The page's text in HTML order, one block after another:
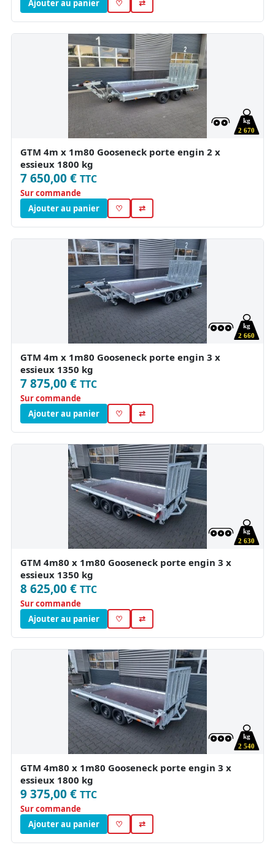
Ajouter au panier
♡ ⇄
2 670
kg
GTM 4m x 1m80 Gooseneck porte engin 2 x
essieux 1800 kg
7 650,00 € TTC
Sur commande
Ajouter au panier
♡ ⇄
2 660
kg
GTM 4m x 1m80 Gooseneck porte engin 3 x
essieux 1350 kg
7 875,00 € TTC
Sur commande
Ajouter au panier
♡ ⇄
2 630
kg
GTM 4m80 x 1m80 Gooseneck porte engin 3 x
essieux 1350 kg
8 625,00 € TTC
Sur commande
Ajouter au panier
♡ ⇄
2 540
kg
GTM 4m80 x 1m80 Gooseneck porte engin 3 x
essieux 1800 kg
9 375,00 € TTC
Sur commande
Ajouter au panier
♡ ⇄